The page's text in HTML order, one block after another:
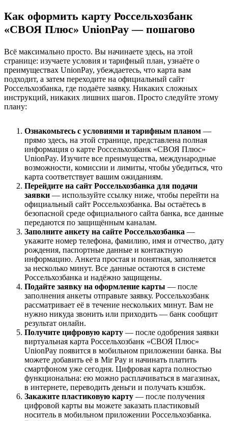
Как оформить карту Россельхозбанк
«СВОЯ Плюс» UnionPay — пошагово
Всё максимально просто. Вы начинаете здесь, на этой
странице: изучаете условия и тарифный план, узнаёте о
преимуществах UnionPay, убеждаетесь, что карта вам
подходит, а затем переходите на официальный сайт
Россельхозбанка, где подаёте заявку. Никаких сложных
инструкций, никаких лишних шагов. Просто следуйте этому
плану:
Ознакомьтесь с условиями и тарифным планом —
прямо здесь, на этой странице, представлена полная
информация о карте Россельхозбанк «СВОЯ Плюс»
UnionPay. Изучите все преимущества, международные
возможности, комиссии и лимиты, чтобы убедиться, что
карта соответствует вашим ожиданиям.
Перейдите на сайт Россельхозбанка для подачи
заявки — используйте ссылку ниже, чтобы перейти на
официальный сайт Россельхозбанка. Вы остаётесь в
безопасной среде официального сайта банка, все данные
передаются по защищённым каналам.
Заполните анкету на сайте Россельхозбанка —
укажите номер телефона, фамилию, имя и отчество, дату
рождения, паспортные данные и контактную
информацию. Анкета простая и понятная, заполняется
за несколько минут. Все данные остаются в системе
Россельхозбанка и надёжно защищены.
Подайте заявку на оформление карты — после
заполнения анкеты отправьте заявку. Россельхозбанк
рассматривает её в течение нескольких минут. Вам не
нужно никуда звонить или приходить — банк сообщит
результат онлайн.
Получите цифровую карту — после одобрения заявки
виртуальная карта Россельхозбанк «СВОЯ Плюс»
UnionPay появится в мобильном приложении банка. Вы
можете добавить её в Mir Pay и начинать платить
смартфоном уже сегодня. Цифровая карта полностью
функциональна: ею можно расплачиваться в магазинах,
в интернете, переводить деньги и получать кэшбэк.
Закажите пластиковую карту — после получения
цифровой карты вы можете заказать пластиковый
носитель в мобильном приложении Россельхозбанка.